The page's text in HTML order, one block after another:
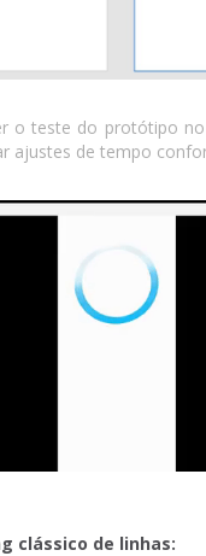
o teste do protótipo
ajustes de tempo
clássico de linhas: